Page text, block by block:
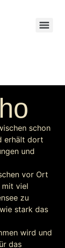
schon
erhält dort
und
vor Ort
mit viel
zu
stark das
wird und
das